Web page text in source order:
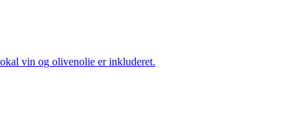
vin og olivenolie er inkluderet.